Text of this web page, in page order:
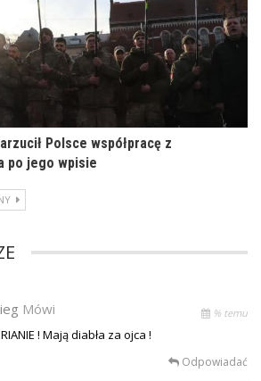
Polsce współpracę z
po jego wpisie
Mówi % temu
! Mają diabła za ojca !
Odpowiadać